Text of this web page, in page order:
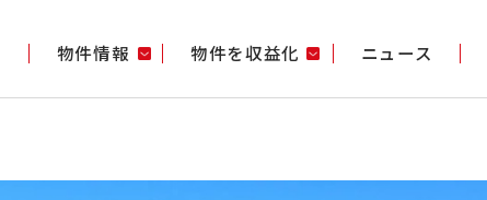
物件情報 物件を収益化 ニュース